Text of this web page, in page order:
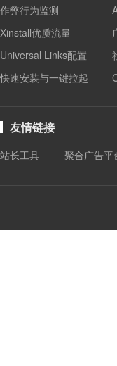
作弊行为监测
Xinstall优质流量
Universal Links配置
快速安装与一键拉起
友情链接
站长工具 聚合广告平